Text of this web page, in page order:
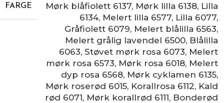
FARGE
Mørk blåfiolett 6137, Mørk lilla 6138, Lilla
6134, Melert lilla 6577, Lilla 6077,
Gråfiolett 6079, Melert blålilla 6563,
Melert grålig lavendel 6500, Blålilla
6063, Støvet mørk rosa 6073, Melert
mørk rosa 6573, Mørk rosa 6018, Melert
dyp rosa 6568, Mørk cyklamen 6135,
Mørk roserød 6015, Korallrosa 6112, Kald
rød 6071, Mørk korallrød 6111, Bonderød